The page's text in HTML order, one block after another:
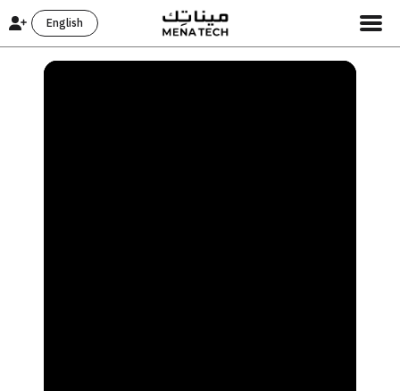
English